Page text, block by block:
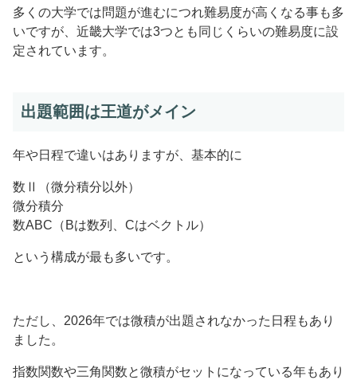
多くの大学では問題が進むにつれ難易度が高くなる事も多
いですが、近畿大学では3つとも同じくらいの難易度に設
定されています。
出題範囲は王道がメイン
年や日程で違いはありますが、基本的に
数Ⅱ（微分積分以外）
微分積分
数ABC（Bは数列、Cはベクトル）
という構成が最も多いです。
ただし、2026年では微積が出題されなかった日程もあり
ました。
指数関数や三角関数と微積がセットになっている年もあり